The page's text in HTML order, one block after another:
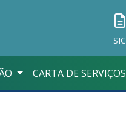
SIC
CARTA DE SERVIÇOS